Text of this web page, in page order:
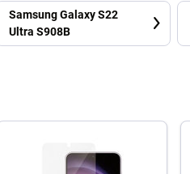
Samsung Galaxy S22
Ultra S908B